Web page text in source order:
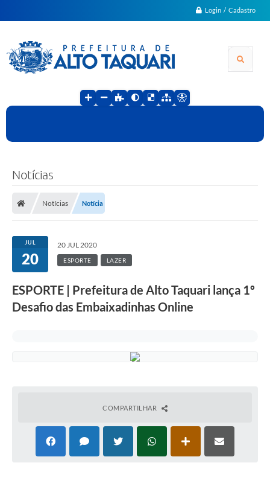
Login / Cadastro
Notícias
Notícias Notícia
JUL
20
20 JUL 2020
ESPORTE LAZER
ESPORTE | Prefeitura de Alto Taquari lança 1º
Desafio das Embaixadinhas Online
COMPARTILHAR